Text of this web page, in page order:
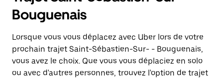
Bouguenais
Lorsque vous vous déplacez avec Uber lors de votre
prochain trajet Saint-Sébastien-Sur- - Bouguenais,
vous avez le choix. Que vous vous déplaciez en solo
ou avec d'autres personnes, trouvez l'option de trajet